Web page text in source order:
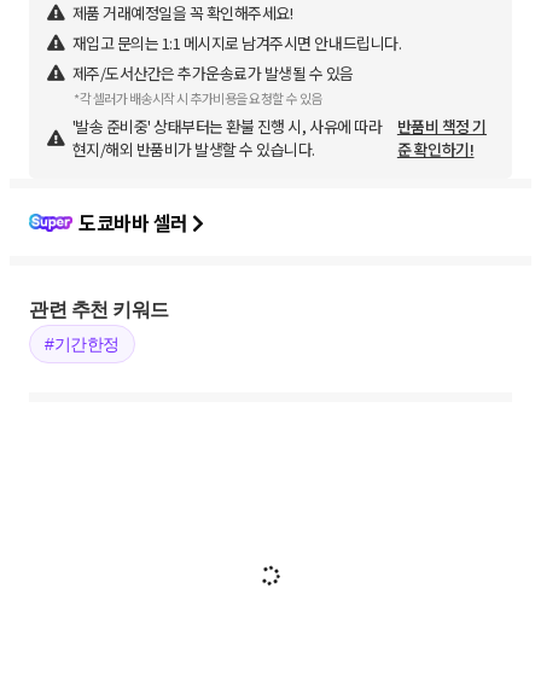
제품 거래예정일을 꼭 확인해주세요!
재입고 문의는 1:1 메시지로 남겨주시면 안내드립니다.
제주/도서산간은 추가운송료가 발생될 수 있음
*각 셀러가 배송시작 시 추가비용을 요청할 수 있음
'발송 준비중' 상태부터는 환불 진행 시, 사유에 따라
현지/해외 반품비가 발생할 수 있습니다.
반품비 책정 기
준 확인하기!
도쿄바바 셀러
관련 추천 키워드
#기간한정